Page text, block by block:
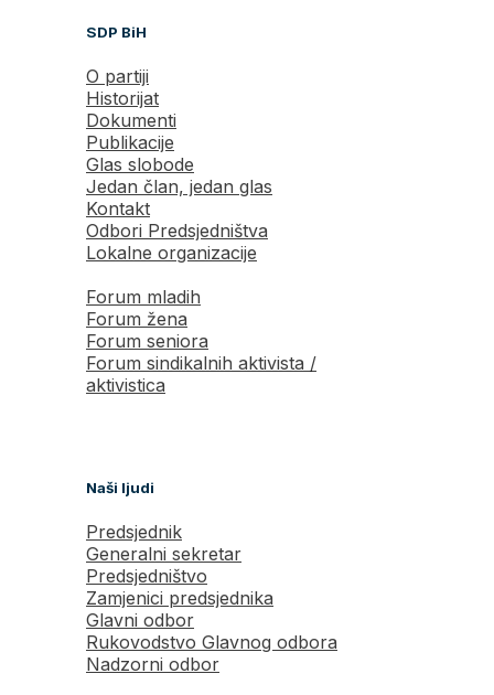
SDP BiH
O partiji
Historijat
Dokumenti
Publikacije
Glas slobode
Jedan član, jedan glas
Kontakt
Odbori Predsjedništva
Lokalne organizacije
Forum mladih
Forum žena
Forum seniora
Forum sindikalnih aktivista /
aktivistica
Naši ljudi
Predsjednik
Generalni sekretar
Predsjedništvo
Zamjenici predsjednika
Glavni odbor
Rukovodstvo Glavnog odbora
Nadzorni odbor